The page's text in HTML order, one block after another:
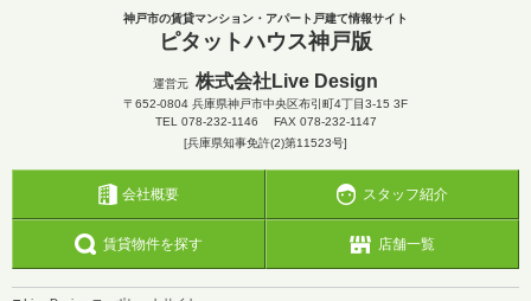
神戸市の賃貸マンション・アパート戸建て情報サイト
ピタットハウス神戸版
運営元 株式会社Live Design
〒652-0804 兵庫県神戸市中央区布引町4丁目3-15 3F
TEL 078-232-1146
FAX 078-232-1147
[兵庫県知事免許(2)第11523号]
会社概要 スタッフ紹介
賃貸物件を探す 店舗一覧